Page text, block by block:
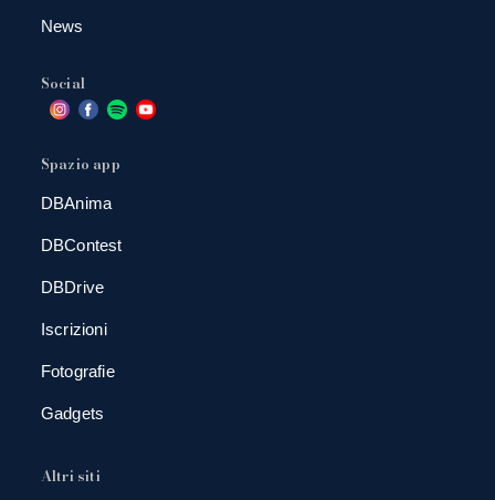
News
Social
Spazio app
DBAnima
DBContest
DBDrive
Iscrizioni
Fotografie
Gadgets
Altri siti